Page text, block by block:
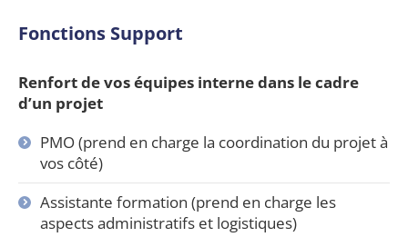
Fonctions Support
Renfort de vos équipes interne dans le cadre
d’un projet
PMO (prend en charge la coordination du projet à
vos côté)
Assistante formation (prend en charge les
aspects administratifs et logistiques)